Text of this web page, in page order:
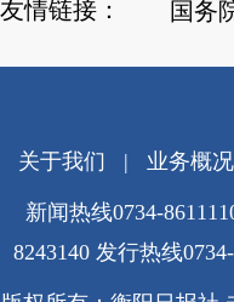
友情链接：
关于我们 | 业务概况
新闻热线0734-
8243140 发行热线